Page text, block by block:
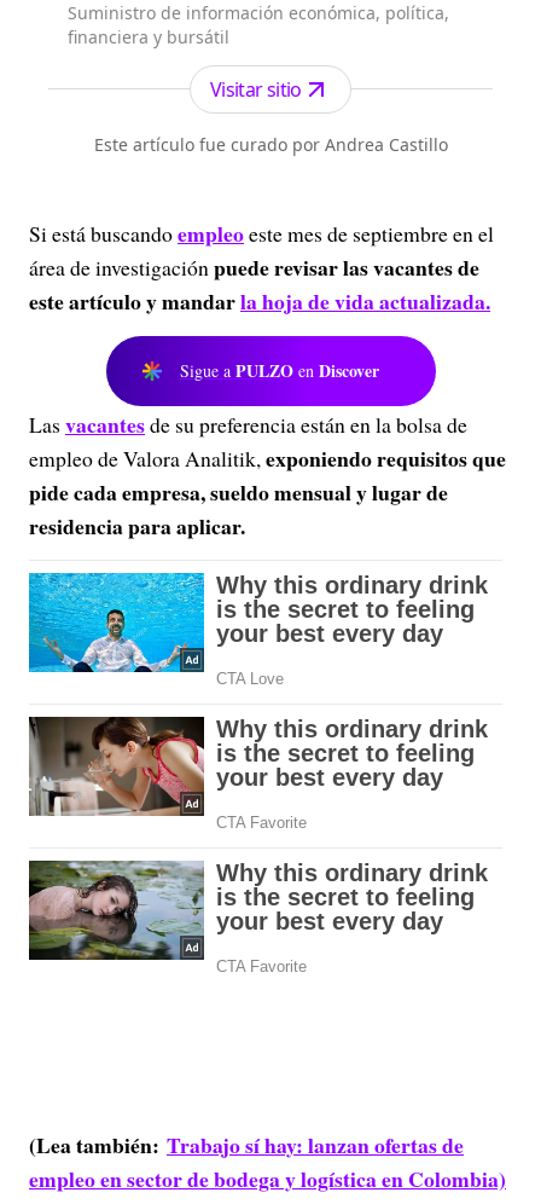
Suministro de información económica, política,
financiera y bursátil
Visitar sitio
Este artículo fue curado por Andrea Castillo
Si está buscandoempleoeste mes de septiembre en el
área de investigaciónpuede revisar las vacantes de
este artículo y mandarla hoja de vidaactualizada.
Sigue a PULZO en Discover
Las vacantesde su preferencia están en la bolsa de
empleo de Valora Analitik,exponiendo requisitos que
pide cada empresa, sueldo mensual y lugar de
residencia para aplicar.
(Lea también: Trabajo sí hay: lanzan ofertas de
empleo en sector de bodega y logística en Colombia)